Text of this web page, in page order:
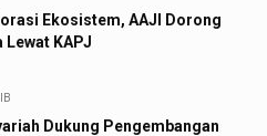
Ekosistem, AAJI Dorong
Lewat KAPJ
Dukung Pengembangan